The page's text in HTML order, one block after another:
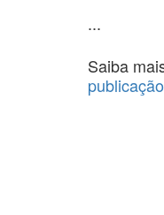
...
Saiba
publicação